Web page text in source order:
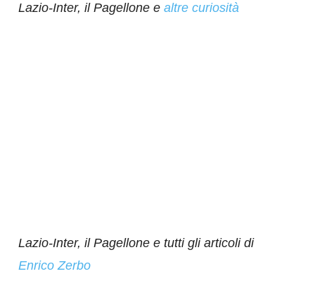
Lazio-Inter, il Pagellone e altre curiosità
Lazio-Inter, il Pagellone e tutti gli articoli di
Enrico Zerbo